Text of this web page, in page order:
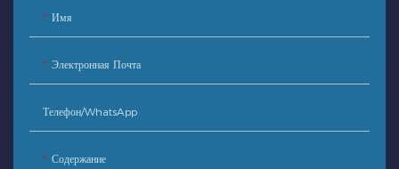
Имя
Электронная Почта
Телефон/WhatsApp
Содержание